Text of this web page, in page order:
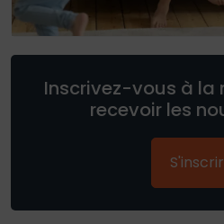
Inscrivez-vous à la
recevoir les